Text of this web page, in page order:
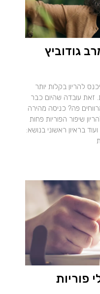
גודוביץ
להריון בקלות יותר
זאת עובדה שהיום כבר
פה? כניסה מהירה
שיפור הפוריות פחות
בראיון ראשוני בנושא:
פוריות